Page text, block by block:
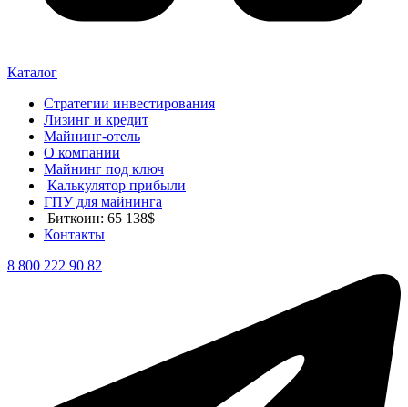
Каталог
Стратегии инвестирования
Лизинг и кредит
Майнинг-отель
О компании
Майнинг под ключ
Калькулятор прибыли
ГПУ для майнинга
Биткоин: 65 138$
Контакты
8 800 222 90 82